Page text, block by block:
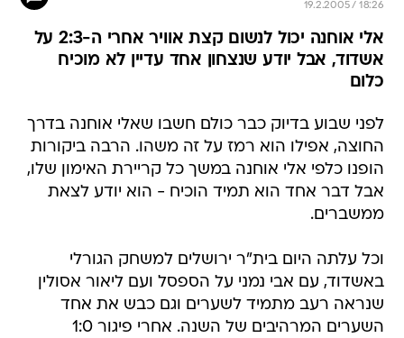
19.2.2005 / 18:26
אלי אוחנה יכול לנשום קצת אוויר אחרי ה-2:3 על
אשדוד, אבל יודע שנצחון אחד עדיין לא מוכיח
כלום
לפני שבוע בדיוק כבר כולם חשבו שאלי אוחנה בדרך
החוצה, אפילו הוא רמז על זה משהו. הרבה ביקורות
הופנו כלפי אלי אוחנה במשך כל קריירת האימון שלו,
אבל דבר אחד הוא תמיד הוכיח - הוא יודע לצאת
ממשברים.
וכל עלתה היום בית"ר ירושלים למשחק הגורלי
באשדוד, עם אבי נמני על הספסל ועם ליאור אסולין
שנראה רעב מתמיד לשערים וגם כבש את אחד
השערים המרהיבים של השנה. אחרי פיגור 1:0